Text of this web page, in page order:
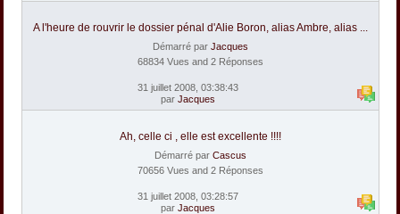
A l'heure de rouvrir le dossier pénal d'Alie Boron, alias Ambre, alias ...
Démarré par Jacques
68834 Vues and 2 Réponses
31 juillet 2008, 03:38:43
par Jacques
Ah, celle ci , elle est excellente !!!!
Démarré par Cascus
70656 Vues and 2 Réponses
31 juillet 2008, 03:28:57
par Jacques